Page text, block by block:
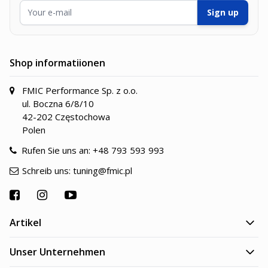
Sign up
Shop informatiionen
FMIC Performance Sp. z o.o.
ul. Boczna 6/8/10
42-202 Częstochowa
Polen
Rufen Sie uns an: +48 793 593 993
Schreib uns: tuning@fmic.pl
Artikel
Unser Unternehmen